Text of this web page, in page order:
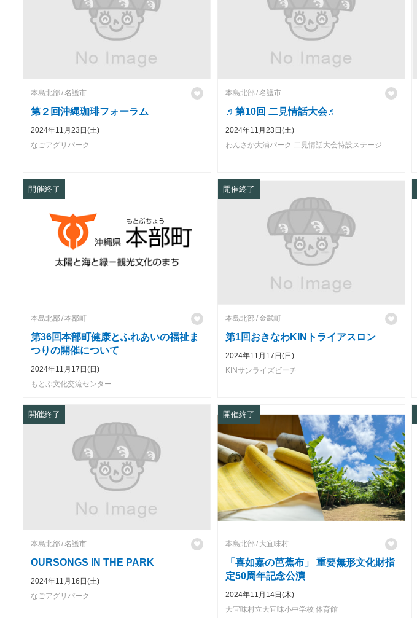
本島北部 名護市
第２回沖縄珈琲フォーラム
2024年11月23日(土)
なごアグリパーク
本島北部 名護市
♬第10回 二見情話大会♬
2024年11月23日(土)
わんさか大浦パーク 二見情話大会特設ステージ
開催終了
本島北部 本部町
第36回本部町健康とふれあいの福祉ま
つりの開催について
2024年11月17日(日)
もとぶ文化交流センター
開催終了
本島北部 金武町
第1回おきなわKINトライアスロン
2024年11月17日(日)
KINサンライズビーチ
開催終了
本島北部 名護市
OURSONGS IN THE PARK
2024年11月16日(土)
なごアグリパーク
開催終了
本島北部 大宜味村
「喜如嘉の芭蕉布」 重要無形文化財指
定50周年記念公演
2024年11月14日(木)
大宜味村立大宜味小中学校 体育館